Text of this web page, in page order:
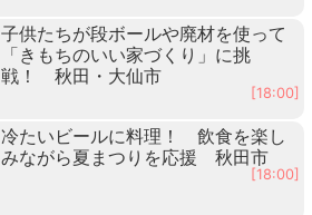
子供たちが段ボールや廃材を使って
「きもちのいい家づくり」に挑
戦！ 秋田・大仙市
[18:00]
冷たいビールに料理！ 飲食を楽し
みながら夏まつりを応援 秋田市
[18:00]